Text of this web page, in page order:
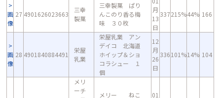
画
像
27 4901626023663
三幸
製菓
三幸製菓 ぱり
んこのり香る梅
味 ３０枚
月
13
日
337215%44% 166
画
像
28 4901840884491
栄屋
乳業
栄屋乳業 アン
デイコ 北海道
ホイップ＆ショ
コラシュー １
個
12
月
26
日
336101%14% 104
メリ
ーチ
メリー ねこ
01